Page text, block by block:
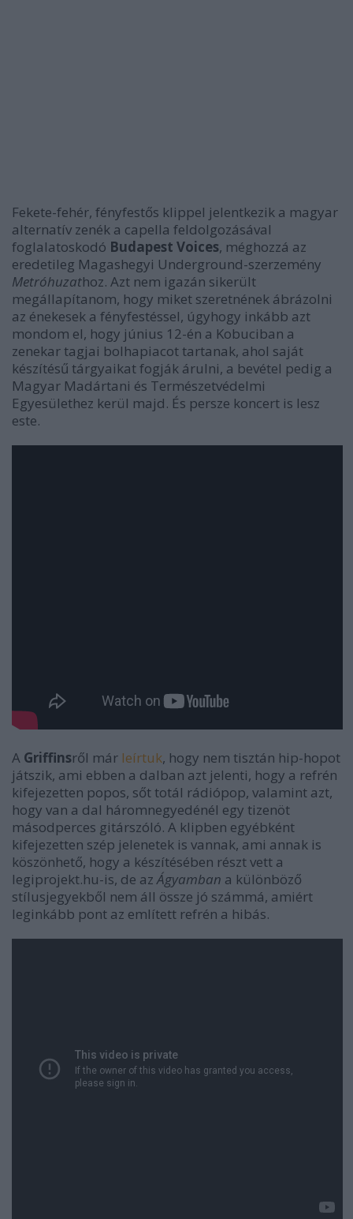
Fekete-fehér, fényfestős klippel jelentkezik a magyar
alternatív zenék a capella feldolgozásával
foglalatoskodó Budapest Voices, méghozzá az
eredetileg Magashegyi Underground-szerzemény
Metróhuzathoz. Azt nem igazán sikerült
megállapítanom, hogy miket szeretnének ábrázolni
az énekesek a fényfestéssel, úgyhogy inkább azt
mondom el, hogy június 12-én a Kobuciban a
zenekar tagjai bolhapiacot tartanak, ahol saját
készítésű tárgyaikat fogják árulni, a bevétel pedig a
Magyar Madártani és Természetvédelmi
Egyesülethez kerül majd. És persze koncert is lesz
este.
A Griffinsről már leírtuk, hogy nem tisztán hip-hopot
játszik, ami ebben a dalban azt jelenti, hogy a refrén
kifejezetten popos, sőt totál rádiópop, valamint azt,
hogy van a dal háromnegyedénél egy tizenöt
másodperces gitárszóló. A klipben egyébként
kifejezetten szép jelenetek is vannak, ami annak is
köszönhető, hogy a készítésében részt vett a
legiprojekt.hu-is, de azÁgyamban a különböző
stílusjegyekből nem áll össze jó számmá, amiért
leginkább pont az említett refrén a hibás.